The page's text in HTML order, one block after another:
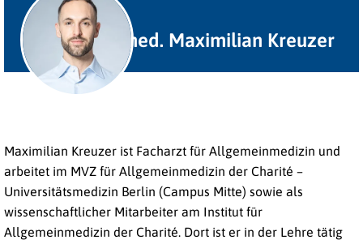
Dr. med. Maximilian Kreuzer
Maximilian Kreuzer ist Facharzt für Allgemeinmedizin und
arbeitet im MVZ für Allgemeinmedizin der Charité –
Universitätsmedizin Berlin (Campus Mitte) sowie als
wissenschaftlicher Mitarbeiter am Institut für
Allgemeinmedizin der Charité. Dort ist er in der Lehre tätig